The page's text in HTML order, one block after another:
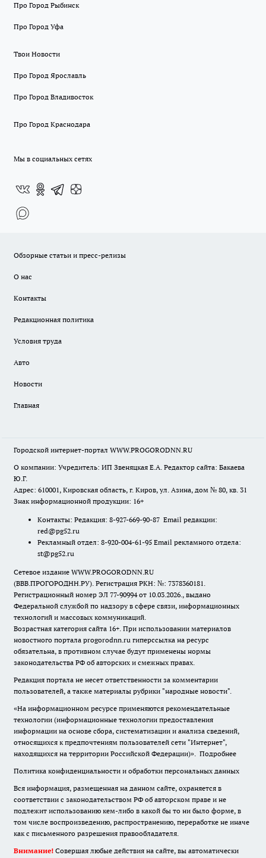
Про Город Рыбинск
Про Город Уфа
Твои Новости
Про Город Ярославль
Про Город Владивосток
Про Город Краснодара
Мы в социальных сетях
Обзорные статьи и пресс-релизы
О нас
Контакты
Редакционная политика
Условия труда
Авто
Новости
Главная
Городской интернет-портал WWW.PROGORODNN.RU
О компании: Учредитель: ИП Звеняцкая Е.А. Редактор сайта: Бакаева
Ю.Г.
Адрес: 610001, Кировская область, г. Киров, ул. Азина, дом № 80, кв. 31
Знак информационной продукции: 16+
Контакты: Редакция: 8-927-669-90-87 Email редакции:
red@pg52.ru
Рекламный отдел: 8-920-004-61-95 Email рекламного отдела:
st@pg52.ru
Сетевое издание WWW.PROGORODNN.RU
(ВВВ.ПРОГОРОДНН.РУ). Регистрация РКН: №: 7378360181.
Регистрационный номер ЭЛ 77-90994 от 10.03.2026., выдано
Федеральной службой по надзору в сфере связи, информационных
технологий и массовых коммуникаций.
Возрастная категория сайта 16+. При использовании материалов
новостного портала progorodnn.ru гиперссылка на ресурс
обязательна, в противном случае будут применены нормы
законодательства РФ об авторских и смежных правах.
Редакция портала не несет ответственности за комментарии
пользователей, а также материалы рубрики "народные новости".
«На информационном ресурсе применяются рекомендательные
технологии (информационные технологии предоставления
информации на основе сбора, систематизации и анализа сведений,
относящихся к предпочтениям пользователей сети "Интернет",
находящихся на территории Российской Федерации)». Подробнее
Политика конфиденциальности и обработки персональных данных
Вся информация, размещенная на данном сайте, охраняется в
соответствии с законодательством РФ об авторском праве и не
подлежит использованию кем-либо в какой бы то ни было форме, в
том числе воспроизведению, распространению, переработке не иначе
как с письменного разрешения правообладателя.
Внимание! Совершая любые действия на сайте, вы автоматически